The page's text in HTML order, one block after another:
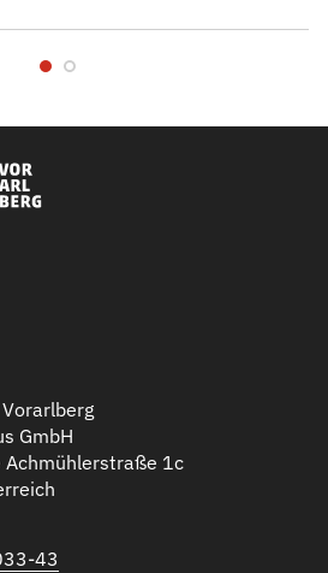
GmbH
Achmühlerstraße 1c
43